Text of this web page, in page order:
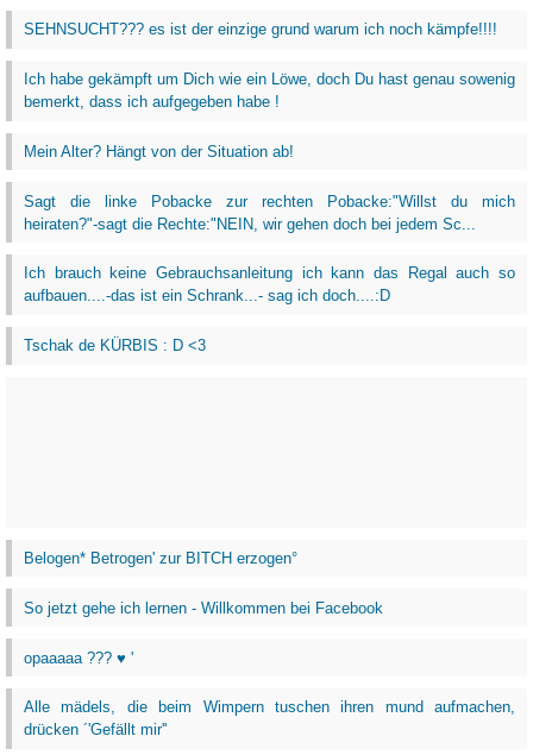
SEHNSUCHT??? es ist der einzige grund warum ich noch kämpfe!!!!
Ich habe gekämpft um Dich wie ein Löwe, doch Du hast genau sowenig
bemerkt, dass ich aufgegeben habe !
Mein Alter? Hängt von der Situation ab!
Sagt die linke Pobacke zur rechten Pobacke:"Willst du mich
heiraten?"-sagt die Rechte:"NEIN, wir gehen doch bei jedem Sc...
Ich brauch keine Gebrauchsanleitung ich kann das Regal auch so
aufbauen....-das ist ein Schrank...- sag ich doch....:D
Tschak de KÜRBIS : D <3
Belogen* Betrogen' zur BITCH erzogen°
So jetzt gehe ich lernen - Willkommen bei Facebook
opaaaaa ??? ♥ '
Alle mädels, die beim Wimpern tuschen ihren mund aufmachen,
drücken ´'Gefällt mir''